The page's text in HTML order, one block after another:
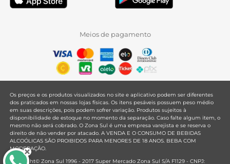
Meios de pagamento
Os preços e os produtos visualizados no site e aplicativo podem ser diferentes
dos praticados em nossas lojas físicas. Os itens pesáveis possuem peso médio
em suas descrições, pois podem sofrer variação. Produtos sujeitos à
disponibilidade de estoque no momento da separação. Caso falte algum item, o
mesmo não será cobrado. O Zona Sul é uma empresa varejista e se reserva o
direito de não vender por atacado. A VENDA E O CONSUMO DE BEBIDAS
ALCOÓLICAS SÃO PROIBIDOS PARA MENORES DE 18 ANOS. BEBA COM
MODERAÇÃO.
Copyright© Zona Sul 1996 - 2017 Super Mercado Zona Sul S/A F1129 - CNPJ: